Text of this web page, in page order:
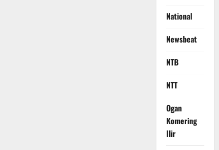
National
Newsbeat
NTB
NTT
Ogan
Komering
Ilir